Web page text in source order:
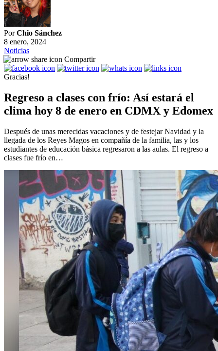
PorChio Sánchez
8 enero, 2024
Noticias
Compartir
Gracias!
Regreso a clases con frío: Así estará el
clima hoy 8 de enero en CDMX y Edomex
Después de unas merecidas vacaciones y de festejar Navidad y la
llegada de los Reyes Magos en compañía de la familia, las y los
estudiantes de educación básica regresaron a las aulas. El regreso a
clases fue frío en…